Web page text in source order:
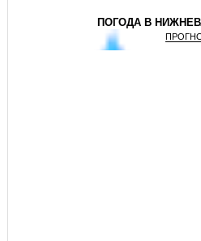
ПОГОДА В